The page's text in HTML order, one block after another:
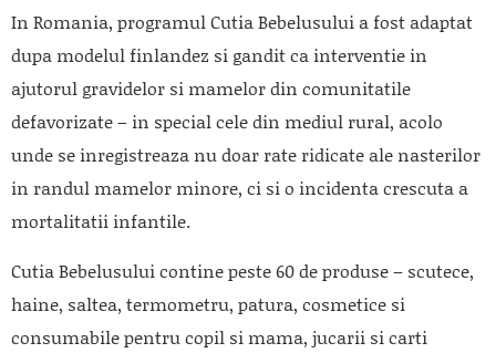
In Romania, programul Cutia Bebelusului a fost adaptat
dupa modelul finlandez si gandit ca interventie in
ajutorul gravidelor si mamelor din comunitatile
defavorizate – in special cele din mediul rural, acolo
unde se inregistreaza nu doar rate ridicate ale nasterilor
in randul mamelor minore, ci si o incidenta crescuta a
mortalitatii infantile.
Cutia Bebelusului contine peste 60 de produse – scutece,
haine, saltea, termometru, patura, cosmetice si
consumabile pentru copil si mama, jucarii si carti